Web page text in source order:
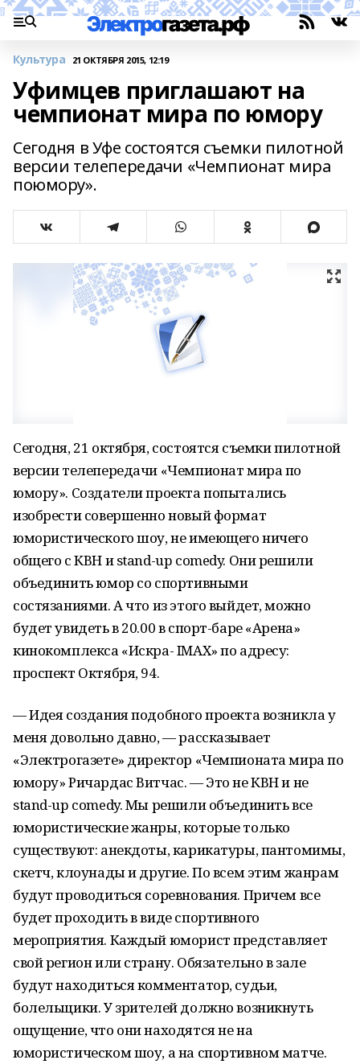
Культура 21 ОКТЯБРЯ 2015, 12:19
Уфимцев приглашают на
чемпионат мира по юмору
Сегодня в Уфе состоятся съемки пилотной
версии телепередачи «Чемпионат мира
поюмору».
Сегодня, 21 октября, состоятся съемки пилотной
версии телепередачи «Чемпионат мира по
юмору». Создатели проекта попытались
изобрести совершенно новый формат
юмористического шоу, не имеющего ничего
общего с КВН и stand-up comedy. Они решили
объединить юмор со спортивными
состязаниями. А что из этого выйдет, можно
будет увидеть в 20.00 в спорт-баре «Арена»
кинокомплекса «Искра- IMAX» по адресу:
проспект Октября, 94.
— Идея создания подобного проекта возникла у
меня довольно давно, — рассказывает
«Электрогазете» директор «Чемпионата мира по
юмору» Ричардас Витчас. — Это не КВН и не
stand-up comedy. Мы решили объединить все
юмористические жанры, которые только
существуют: анекдоты, карикатуры, пантомимы,
скетч, клоунады и другие. По всем этим жанрам
будут проводиться соревнования. Причем все
будет проходить в виде спортивного
мероприятия. Каждый юморист представляет
свой регион или страну. Обязательно в зале
будут находиться комментатор, судьи,
болельщики. У зрителей должно возникнуть
ощущение, что они находятся не на
юмористическом шоу, а на спортивном матче.